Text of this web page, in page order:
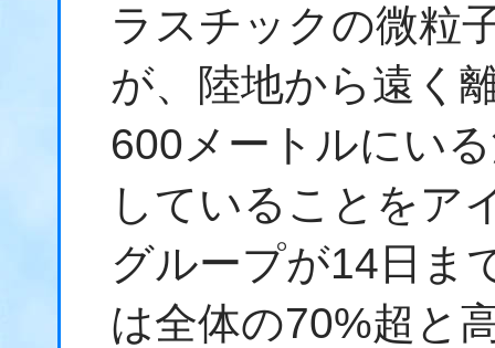
ラスチックの微粒
が、陸地から遠く
600メートルにい
していることをア
グループが14日ま
は全体の70%超と